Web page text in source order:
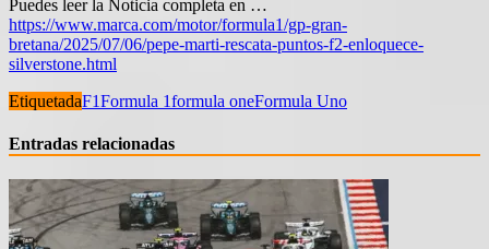
Puedes leer la Noticia completa en …
https://www.marca.com/motor/formula1/gp-gran-
bretana/2025/07/06/pepe-marti-rescata-puntos-f2-enloquece-
silverstone.html
EtiquetadaF1Formula 1formula oneFormula Uno
Entradas relacionadas